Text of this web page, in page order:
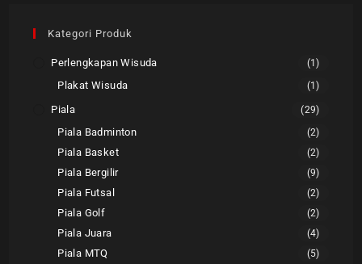
Kategori Produk
Perlengkapan Wisuda (1)
Plakat Wisuda (1)
Piala (29)
Piala Badminton (2)
Piala Basket (2)
Piala Bergilir (9)
Piala Futsal (2)
Piala Golf (2)
Piala Juara (4)
Piala MTQ (5)